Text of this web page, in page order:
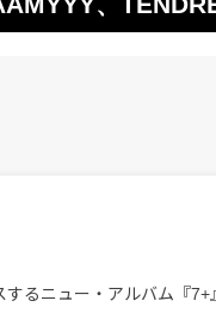
るニュー・アルバム『